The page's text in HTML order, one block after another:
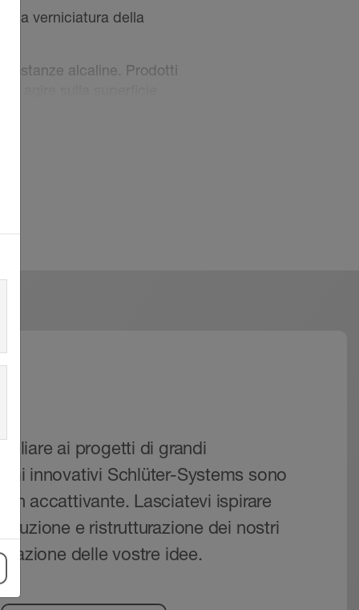
verniciatura della
sostanze alcaline. Prodotti
agire sulla superficie
per le fughe
posato con nylon o
ai progetti di grandi
innovativi Schlüter-Systems sono
accattivante. Lasciatevi ispirare
e ristrutturazione dei nostri
delle vostre idee.